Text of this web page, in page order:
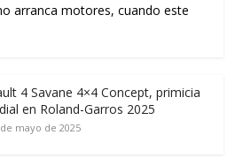
arranca motores, cuando este
4 Savane 4×4 Concept, primicia
en Roland-Garros 2025
mayo de 2025